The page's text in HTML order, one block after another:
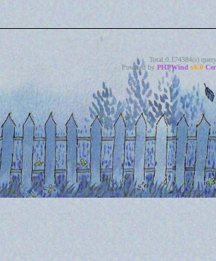
Total 0.174384(s)
Powered by PHPWind v6.0